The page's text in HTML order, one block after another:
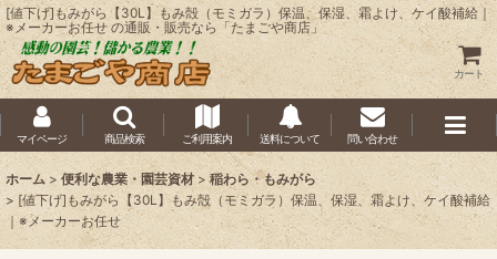
[値下げ]もみがら【30L】もみ殻（モミガラ）保温、保湿、霜よけ、ケイ酸補給｜
※メーカーお任せ の通販・販売なら「たまごや商店」
カート
マイページ 商品検索 ご利用案内 送料について 問い合わせ
ホーム > 便利な農業・園芸資材 > 稲わら・もみがら
> [値下げ]もみがら【30L】もみ殻（モミガラ）保温、保湿、霜よけ、ケイ酸補給
｜※メーカーお任せ